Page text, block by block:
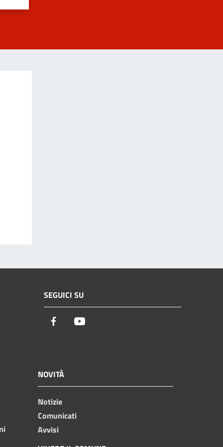
SEGUICI SU
Facebook
NOVITÀ
Notizie
Comunicati
Avvisi